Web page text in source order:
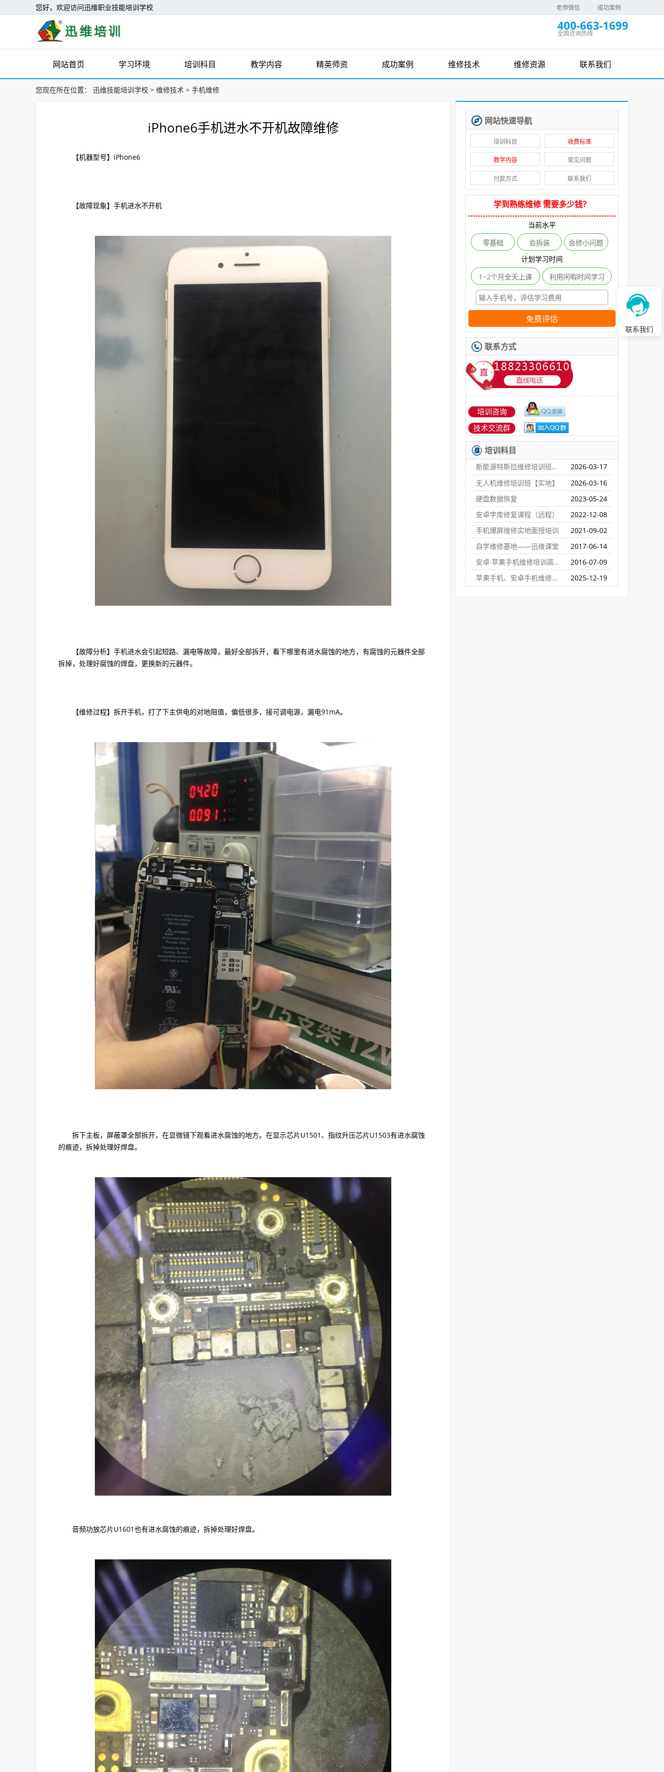
您好，欢迎访问迅维职业技能培训学校 老师微信 成功案例
400-663-1699
全国咨询热线
网站首页 学习环境 培训科目 教学内容 精英师资 成功案例 维修技术 维修资源 联系我们
您现在所在位置： 迅维技能培训学校 > 维修技术 > 手机维修
iPhone6手机进水不开机故障维修
【机器型号】iPhone6
【故障现象】手机进水不开机
【故障分析】手机进水会引起短路、漏电等故障，最好全部拆开，看下哪里有进水腐蚀的地方，有腐蚀的元器件全部
拆掉，处理好腐蚀的焊盘，更换新的元器件。
【维修过程】拆开手机，打了下主供电的对地阻值，偏低很多，接可调电源，漏电91mA。
拆下主板，屏蔽罩全部拆开，在显微镜下观看进水腐蚀的地方。在显示芯片U1501、指纹升压芯片U1503有进水腐蚀
的痕迹，拆掉处理好焊盘。
音频功放芯片U1601也有进水腐蚀的痕迹，拆掉处理好焊盘。
网站快速导航
培训科目 收费标准
教学内容 常见问题
付款方式 联系我们
学到熟练维修 需要多少钱？
当前水平
零基础
会拆装
会修小问题
计划学习时间
1~2个月全天上课
利用闲暇时间学习
免费评估
联系方式
培训咨询
技术交流群
培训科目
新能源特斯拉维修培训班【实地】
2026-03-17
无人机维修培训班【实地】
2026-03-16
硬盘数据恢复
2023-05-24
安卓字库修复课程（远程）
2022-12-08
手机爆屏维修实地面授培训
2021-09-02
自学维修基地——迅维课堂
2017-06-14
安卓·苹果手机维修培训高级班【实地】
2016-07-09
苹果手机、安卓手机维修培训（远程网络班）
2025-12-19
联系我们